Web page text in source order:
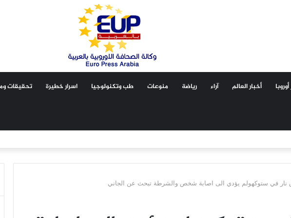
أخبار العالم آراء رياضة منوعات طب وتكنولوجيا اسرار خطيرة تحقيقات
نار في ستوكهولم يؤدي الى اصابة شخص والشرطة تبحث عن الجاني